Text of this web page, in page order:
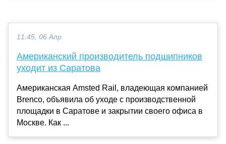
11:45, 06 Апр
Американский производитель подшипников
уходит из Саратова
Американская Amsted Rail, владеющая компанией
Brenco, объявила об уходе с производственной
площадки в Саратове и закрытии своего офиса в
Москве. Как ...